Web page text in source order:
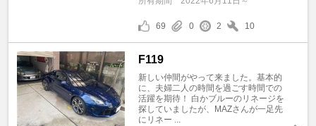
69 0 2 10
F119
新しい仲間がやって来ました。基本的
に、夫婦二人の時間を過ごす時間での
活躍を期待！ 白かブルーのリネージを
探していましたが、MAZさんが一足先
にリネー ...